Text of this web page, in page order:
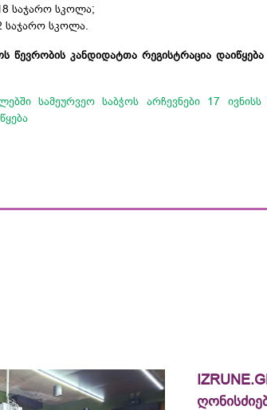
საჯარო სკოლა;
საჯარო სკოლა.
წევრობის კანდიდატთა რეგისტრაცია
სამეურვეო საბჭოს არჩევნები 17